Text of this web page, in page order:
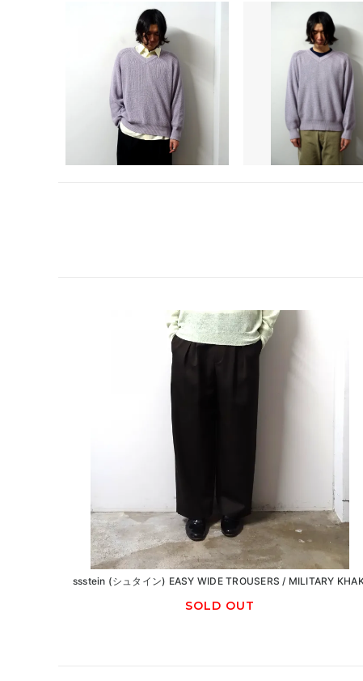
ssstein (シュタイン) EASY WIDE TROUSERS / MILITARY
SOLD OUT